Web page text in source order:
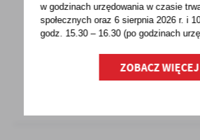
Przez 18 miesięcy będziemy
Lasy robią klimat! W ramach
w godzinachurzędowania w czasie
społecznych oraz 6 sierpnia 2026 r. i
godz. 15.30 – 16.30 (po godzinach
ZOBACZ WIĘCEJ